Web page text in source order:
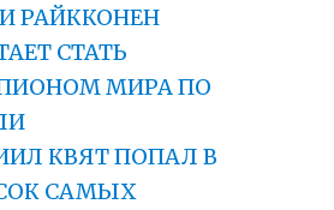
РАЙККОНЕН
СТАТЬ
МИРА ПО
КВЯТ ПОПАЛ В
САМЫХ